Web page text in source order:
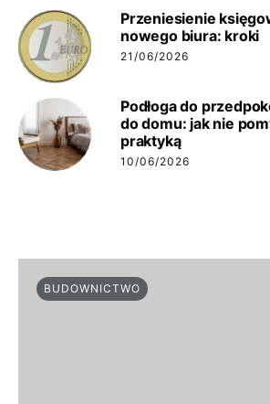
Przeniesienie
nowego biura: kroki
21/06/2026
Podłoga do
do domu: jak nie
praktyką
10/06/2026
BUDOWNICTWO